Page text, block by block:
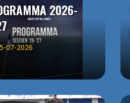
2026-
07-2026